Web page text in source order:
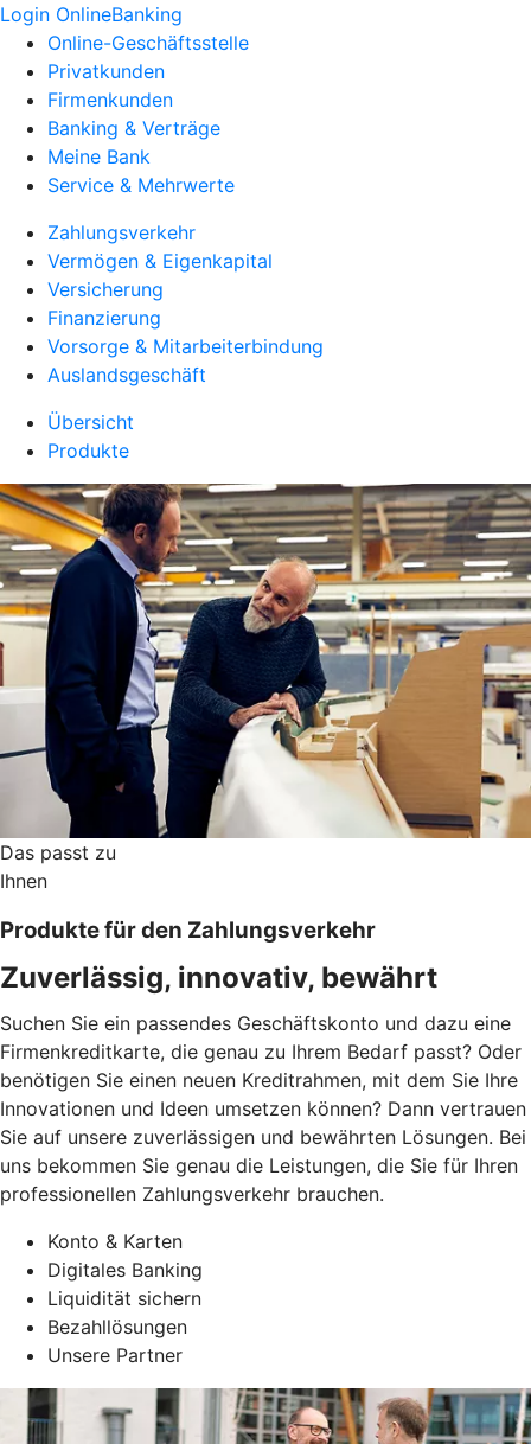
Login OnlineBanking
Online-Geschäftsstelle
Privatkunden
Firmenkunden
Banking & Verträge
Meine Bank
Service & Mehrwerte
Zahlungsverkehr
Vermögen & Eigenkapital
Versicherung
Finanzierung
Vorsorge & Mitarbeiterbindung
Auslandsgeschäft
Übersicht
Produkte
Das passt zu
Ihnen
Produkte für den Zahlungsverkehr
Zuverlässig, innovativ, bewährt
Suchen Sie ein passendes Geschäftskonto und dazu eine
Firmenkreditkarte, die genau zu Ihrem Bedarf passt? Oder
benötigen Sie einen neuen Kreditrahmen, mit dem Sie Ihre
Innovationen und Ideen umsetzen können? Dann vertrauen
Sie auf unsere zuverlässigen und bewährten Lösungen. Bei
uns bekommen Sie genau die Leistungen, die Sie für Ihren
professionellen Zahlungsverkehr brauchen.
Konto & Karten
Digitales Banking
Liquidität sichern
Bezahllösungen
Unsere Partner